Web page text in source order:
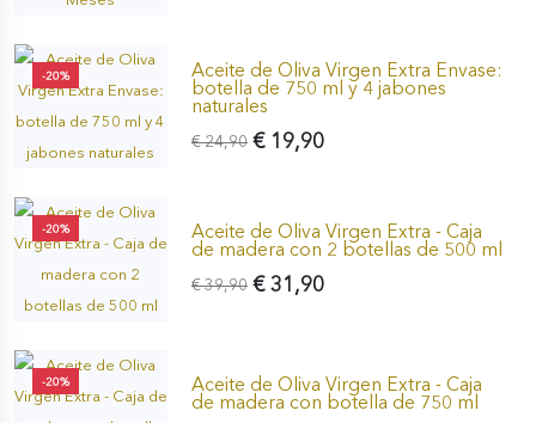
-20% Aceite de Oliva Virgen Extra Envase:
botella de 750 ml y 4 jabones
naturales
€ 19,90
€ 24,90
-20% Aceite de Oliva Virgen Extra - Caja
de madera con 2 botellas de 500 ml
€ 31,90
€ 39,90
-20% Aceite de Oliva Virgen Extra - Caja
de madera con botella de 750 ml